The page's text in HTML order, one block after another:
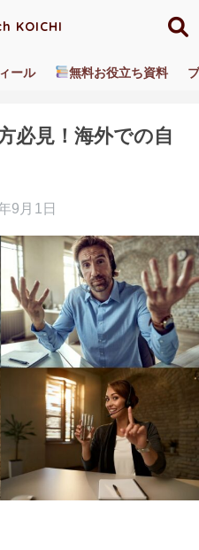
KOICHI
ール 無料お役立ち資料
適応
必見！海外での自
9月1日